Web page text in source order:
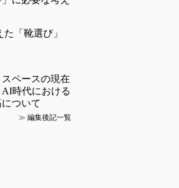
「靴選び」
ペースの現在
時代における
ついて
≫ 編集後記一覧